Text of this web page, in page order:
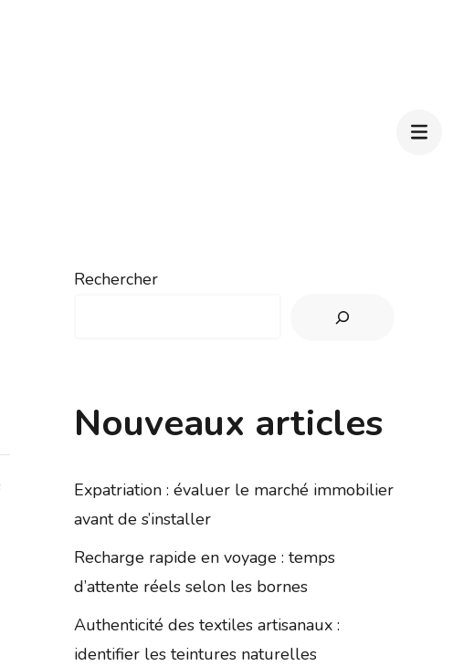
Rechercher
Nouveaux articles
Expatriation : évaluer le marché immobilier
avant de s’installer
Recharge rapide en voyage : temps
d’attente réels selon les bornes
Authenticité des textiles artisanaux :
identifier les teintures naturelles